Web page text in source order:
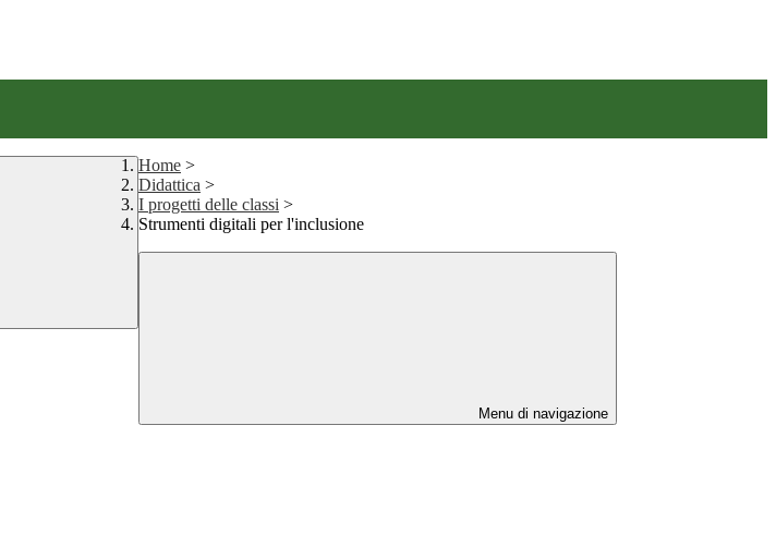
Home >
Didattica >
I progetti delle classi >
Strumenti digitali per l'inclusione
Menu di navigazione